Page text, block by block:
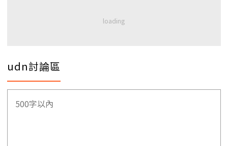
udn討論區